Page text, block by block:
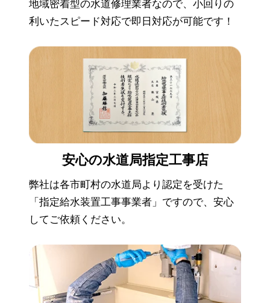
地域密着型の水道修理業者なので、小回りの
利いたスピード対応で即日対応が可能です！
安心の水道局指定工事店
弊社は各市町村の水道局より認定を受けた
「指定給水装置工事事業者」ですので、安心
してご依頼ください。